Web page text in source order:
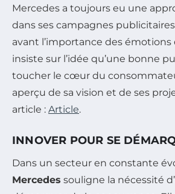
Mercedes a toujours eu une
dans ses campagnes
avant l’importance des émotions
insiste sur l’idée qu’une bonne
toucher le cœur du
aperçu de sa vision et de ses
article : Article.
INNOVER POUR SE
Dans un secteur en constante
Mercedes souligne la nécessité